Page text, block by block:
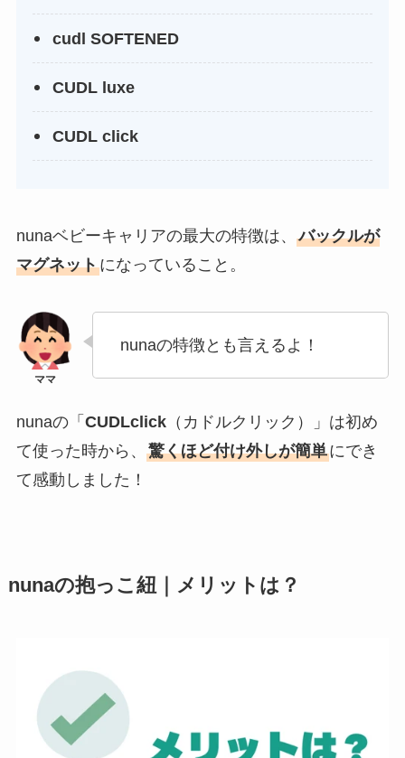
cudl SOFTENED
CUDL luxe
CUDL click
nunaベビーキャリアの最大の特徴は、 バックルが
マグネットになっていること 。
nunaの特徴とも言えるよ！
nunaの「 CUDLclick（カドルクリック）」は初め
て使った時から、 驚くほど付け外しが簡単にでき
て感動 しました！
nunaの抱っこ紐｜メリット は？